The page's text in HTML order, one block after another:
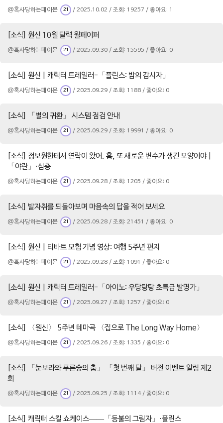
@혹사당하는페이몬 21 / 2025.10.02 / 조회: 19257 / 좋아요: 1
[소식] 원신 10월 달력 월페이퍼
@혹사당하는페이몬 21 / 2025.09.30 / 조회: 15595 / 좋아요: 0
[소식] 원신 | 캐릭터 트레일러-「플린스: 밤의 감시자」
@혹사당하는페이몬 21 / 2025.09.29 / 조회: 1188 / 좋아요: 0
[소식] 「별의 귀환」 시스템 점검 안내
@혹사당하는페이몬 21 / 2025.09.29 / 조회: 19991 / 좋아요: 0
[소식] 정보원한테서 연락이 왔어. 흠, 또 새로운 변수가 생긴 모양이야 |
「야란」·심층
@혹사당하는페이몬 21 / 2025.09.28 / 조회: 1205 / 좋아요: 0
[소식] 발자취를 되돌아보며 마음속의 답을 적어 보세요
@혹사당하는페이몬 21 / 2025.09.28 / 조회: 21451 / 좋아요: 0
[소식] 원신 | 티바트 모험 기념 영상: 여행 5주년 편지
@혹사당하는페이몬 21 / 2025.09.28 / 조회: 1091 / 좋아요: 0
[소식] 원신 | 캐릭터 트레일러-「아이노: 우당탕탕 초특급 발명가」
@혹사당하는페이몬 21 / 2025.09.27 / 조회: 1257 / 좋아요: 0
[소식] 〈원신〉 5주년 테마곡 〈집으로 The Long Way Home〉
@혹사당하는페이몬 21 / 2025.09.26 / 조회: 1335 / 좋아요: 0
[소식] 「눈보라와 푸른숲의 춤」 「첫 번째 달」 버전 이벤트 알림 제2
회
@혹사당하는페이몬 21 / 2025.09.25 / 조회: 1114 / 좋아요: 0
[소식] 캐릭터 스킬 쇼케이스——「등불의 그림자」·플린스